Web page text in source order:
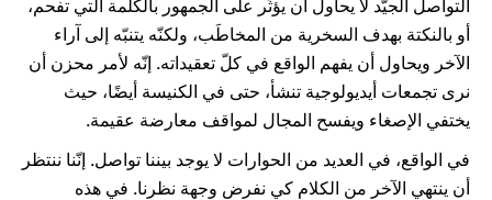
التواصل الجيّد لا يحاول أن يؤثِّر على الجمهور بالكلمة التي تفحم،
أو بالنكتة بهدف السخرية من المخاطَب، ولكنّه يتنبّه إلى آراء
الآخر ويحاول أن يفهم الواقع في كلّ تعقيداته. إنّه لأمر محزن أن
نرى تجمعات أيديولوجية تنشأ، حتى في الكنيسة أيضًا، حيث
يختفي الإصغاء ويفسح المجال لمواقف معارضة عقيمة.
في الواقع، في العديد من الحوارات لا يوجد بيننا تواصل. إنّنا ننتظر
أن ينتهي الآخر من الكلام كي نفرض وجهة نظرنا. في هذه